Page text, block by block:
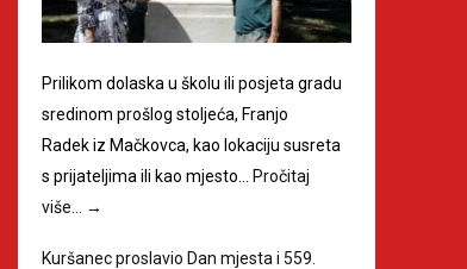
Prilikom dolaska u školu ili posjeta gradu
sredinom prošlog stoljeća, Franjo
Radek iz Mačkovca, kao lokaciju susreta
s prijateljima ili kao mjesto… Pročitaj
više…
→
Kuršanec proslavio Dan mjesta i 559.